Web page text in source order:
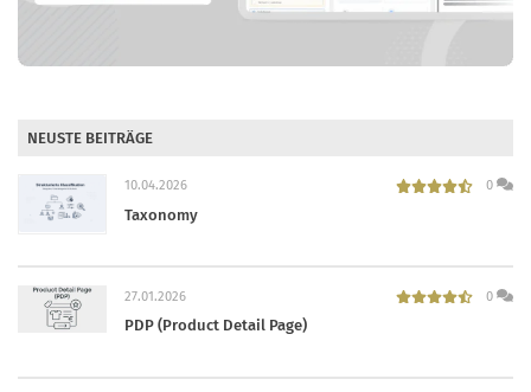
NEUSTE BEITRÄGE
10.04.2026 0
Taxonomy
27.01.2026 0
PDP (Product Detail Page)